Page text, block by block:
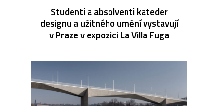
Studenti a absolventi kateder
designu a užitného umění vystavují
v Praze v expozici La Villa Fuga